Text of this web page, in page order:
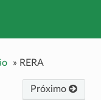
» RERA
Próximo